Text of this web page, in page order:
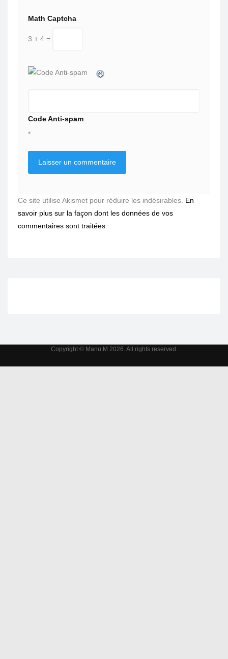
Math Captcha
3 + 4 =
Code Anti-spam
*
Ce site utilise Akismet pour réduire les indésirables. En
savoir plus sur la façon dont les données de vos
commentaires sont traitées
Copyright © Manu M 2026. All rights reserved.